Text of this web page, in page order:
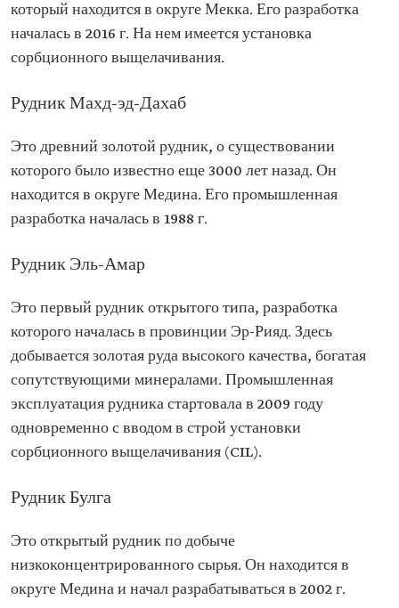
который находится в округе Мекка. Его разработка
началась в 2016 г. На нем имеется установка
сорбционного выщелачивания.
Рудник Махд-эд-Дахаб
Это древний золотой рудник, о существовании
которого было известно еще 3000 лет назад. Он
находится в округе Медина. Его промышленная
разработка началась в 1988 г.
Рудник Эль-Амар
Это первый рудник открытого типа, разработка
которого началась в провинции Эр-Рияд. Здесь
добывается золотая руда высокого качества, богатая
сопутствующими минералами. Промышленная
эксплуатация рудника стартовала в 2009 году
одновременно с вводом в строй установки
сорбционного выщелачивания (CIL).
Рудник Булга
Это открытый рудник по добыче
низкоконцентрированного сырья. Он находится в
округе Медина и начал разрабатываться в 2002 г.